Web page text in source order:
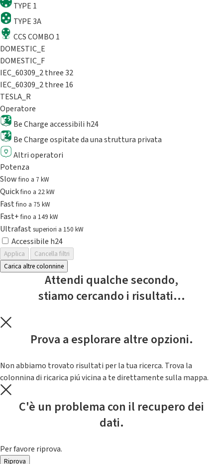
TYPE 1
TYPE 3A
CCS COMBO 1
DOMESTIC_E
DOMESTIC_F
IEC_60309_2 three 32
IEC_60309_2 three 16
TESLA_R
Operatore
Be Charge accessibili h24
Be Charge ospitate da una struttura privata
Altri operatori
Potenza
Slowfino a 7 kW
Quickfino a 22 kW
Fastfino a 75 kW
Fast+fino a 149 kW
Ultrafast superiori a 150 kW
Accessibile h24
Applica
Cancella filtri
Carica altre colonnine
Attendi qualche secondo,
stiamo cercando i risultati...
Prova a esplorare altre opzioni.
Non abbiamo trovato risultati per la tua ricerca. Trova la
colonnina di ricarica piú vicina a te direttamente sulla mappa.
C'è un problema con il recupero dei
dati.
Per favore riprova.
Riprova